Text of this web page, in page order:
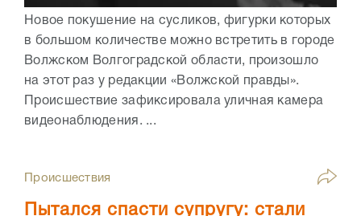
Новое покушение на сусликов, фигурки которых
в большом количестве можно встретить в городе
Волжском Волгоградской области, произошло
на этот раз у редакции «Волжской правды».
Происшествие зафиксировала уличная камера
видеонаблюдения. ...
Происшествия
Пытался спасти супругу: стали